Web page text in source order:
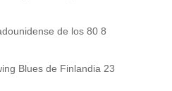
de los 80 8
Blues de Finlandia 23